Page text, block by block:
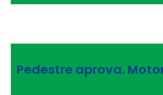
Pedestre aprova.